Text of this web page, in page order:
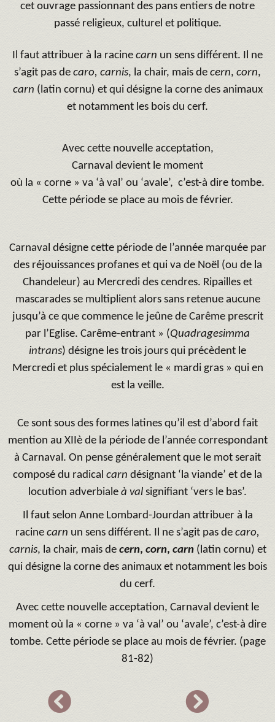
cet ouvrage passionnant des pans entiers de notre
passé religieux, culturel et politique.
Il faut attribuer à la racine carn un sens différent. Il ne
s’agit pas de caro, carnis, la chair, mais de cern, corn,
carn (latin cornu) et qui désigne la corne des animaux
et notamment les bois du cerf.
Avec cette nouvelle acceptation,
Carnaval devient le moment
où la « corne » va ‘à val’ ou ‘avale’, c’est-à dire tombe.
Cette période se place au mois de février.
Carnaval désigne cette période de l’année marquée par
des réjouissances profanes et qui va de Noël (ou de la
Chandeleur) au Mercredi des cendres. Ripailles et
mascarades se multiplient alors sans retenue aucune
jusqu’à ce que commence le jeûne de Carême prescrit
par l’Eglise. Carême-entrant » (Quadragesimma
intrans) désigne les trois jours qui précèdent le
Mercredi et plus spécialement le « mardi gras » qui en
est la veille.
Ce sont sous des formes latines qu’il est d’abord fait
mention au XIIè de la période de l’année correspondant
à Carnaval. On pense généralement que le mot serait
composé du radical carn désignant ‘la viande’ et de la
locution adverbiale à val signifiant ‘vers le bas’.
Il faut selon Anne Lombard-Jourdan attribuer à la
racine carn un sens différent. Il ne s’agit pas de caro,
carnis, la chair, mais de cern, corn, carn (latin cornu) et
qui désigne la corne des animaux et notamment les bois
du cerf.
Avec cette nouvelle acceptation, Carnaval devient le
moment où la « corne » va ‘à val’ ou ‘avale’, c’est-à dire
tombe. Cette période se place au mois de février. (page
81-82)